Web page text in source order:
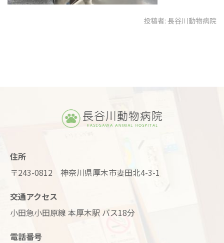
投稿者: 長谷川動物病院
住所
〒243-0812 神奈川県厚木市妻田北4-3-1
交通アクセス
小田急小田原線 本厚木駅 バス18分
電話番号